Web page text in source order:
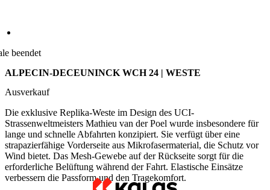
Strassenweltmeisters Mathieu van der Poel wurde insbesondere für
strapazierfähige Vorderseite aus Mikrofasermaterial, die Schutz vor
erforderliche Belüftung während der Fahrt. Elastische Einsätze
verbessern die Passform und den Tragekomfort.
Alternative Produkte
PURE Z | Weste | fluo